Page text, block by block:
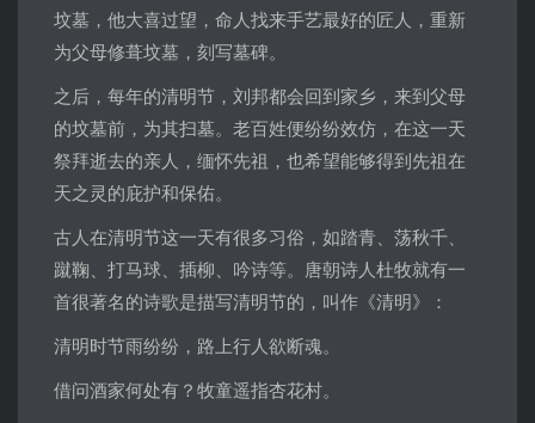
坟墓，他大喜过望，命人找来手艺最好的匠人，重新
为父母修葺坟墓，刻写墓碑。
之后，每年的清明节，刘邦都会回到家乡，来到父母
的坟墓前，为其扫墓。老百姓便纷纷效仿，在这一天
祭拜逝去的亲人，缅怀先祖，也希望能够得到先祖在
天之灵的庇护和保佑。
古人在清明节这一天有很多习俗，如踏青、荡秋千、
蹴鞠、打马球、插柳、吟诗等。唐朝诗人杜牧就有一
首很著名的诗歌是描写清明节的，叫作《清明》：
清明时节雨纷纷，路上行人欲断魂。
借问酒家何处有？牧童遥指杏花村。